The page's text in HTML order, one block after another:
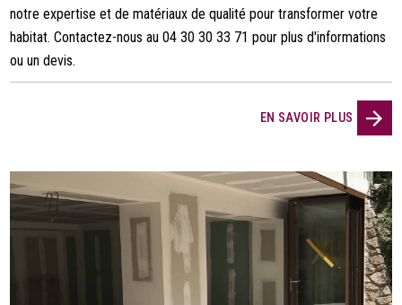
notre expertise et de matériaux de qualité pour transformer votre
habitat. Contactez-nous au 04 30 30 33 71 pour plus d'informations
ou un devis.
EN SAVOIR PLUS